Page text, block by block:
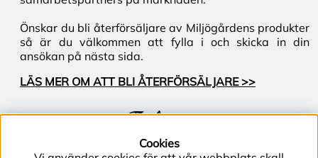
Önskar du bli återförsäljare av Miljögårdens produkter
så är du välkommen att fylla i och skicka in din
ansökan på nästa sida.
LÄS MER OM ATT BLI ÅTERFÖRSÄLJARE >>
Följ oss
Cookies